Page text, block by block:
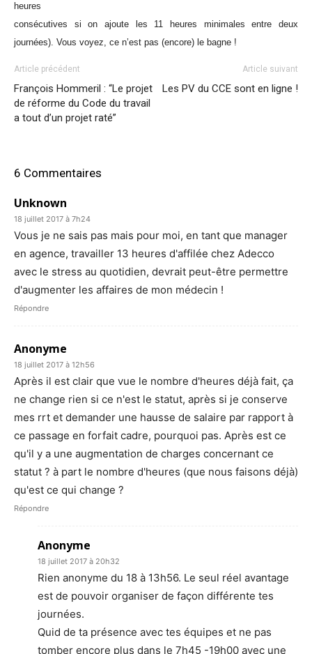
heures
consécutives si on ajoute les 11 heures minimales entre deux
journées). Vous voyez, ce n’est pas (encore) le bagne !
Article précédent
François Hommeril : “Le projet
de réforme du Code du travail
a tout d’un projet raté”
Article suivant
Les PV du CCE sont en ligne !
6 Commentaires
Unknown
18 juillet 2017 à 7h24
Vous je ne sais pas mais pour moi, en tant que manager
en agence, travailler 13 heures d'affilée chez Adecco
avec le stress au quotidien, devrait peut-être permettre
d'augmenter les affaires de mon médecin !
Répondre
Anonyme
18 juillet 2017 à 12h56
Après il est clair que vue le nombre d'heures déjà fait, ça
ne change rien si ce n'est le statut, après si je conserve
mes rrt et demander une hausse de salaire par rapport à
ce passage en forfait cadre, pourquoi pas. Après est ce
qu'il y a une augmentation de charges concernant ce
statut ? à part le nombre d'heures (que nous faisons déjà)
qu'est ce qui change ?
Répondre
Anonyme
18 juillet 2017 à 20h32
Rien anonyme du 18 à 13h56. Le seul réel avantage
est de pouvoir organiser de façon différente tes
journées.
Quid de ta présence avec tes équipes et ne pas
tomber encore plus dans le 7h45 -19h00 avec une